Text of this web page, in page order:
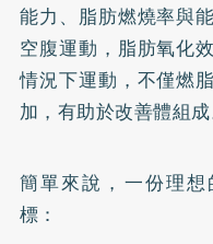
能力、脂肪燃燒率與
空腹運動，脂肪氧化
情況下運動，不僅燃
加，有助於改善體組成
簡單來說，一份理
標：